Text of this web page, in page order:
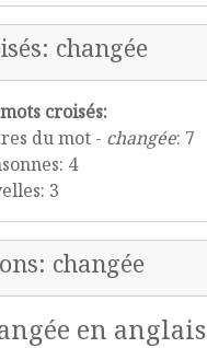
changée
croisés:
du mot - changée: 7
4
3
changée
en anglais